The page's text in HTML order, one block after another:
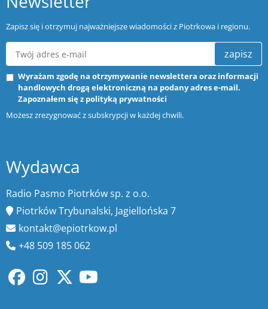
Zapisz się i otrzymuj najważniejsze wiadomości z Piotrkowa i regionu.
zapisz
Wyrażam zgodę na otrzymywanie newslettera oraz informacji
handlowych drogą elektroniczną na podany adres e-mail.
Zapoznałem się z polityką prywatności
Możesz zrezygnować z subskrypcji w każdej chwili.
Wydawca
Radio Pasmo Piotrków sp. z o.o.
Piotrków Trybunalski, Jagiellońska 7
kontakt@epiotrkow.pl
+48 509 185 062